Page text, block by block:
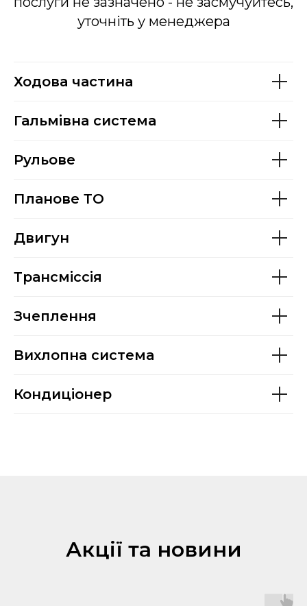
уточніть у менеджера
Ходова частина
Гальмівна система
Рульове
Планове ТО
Двигун
Трансміссія
Зчеплення
Вихлопна система
Кондиціонер
Акції та новини